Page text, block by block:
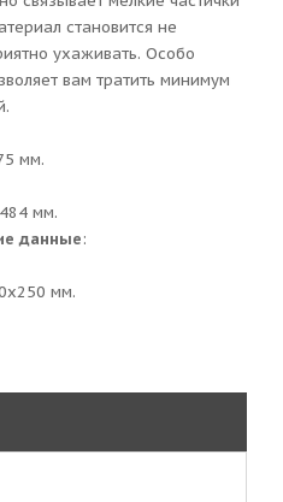
становится не
ухаживать. Особо
вам тратить минимум
мм.
мм.
данные:
мм.